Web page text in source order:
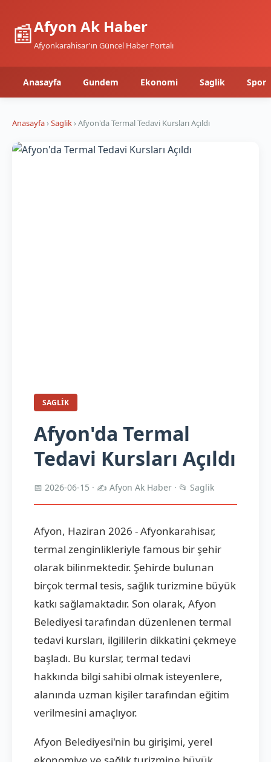
📰Afyon Ak Haber
Afyonkarahisar'ın Güncel Haber Portalı
Anasayfa Gundem Ekonomi Saglik Spor
Anasayfa›Saglik› Afyon'da Termal Tedavi Kursları Açıldı
SAGLIK
Afyon'da Termal
Tedavi Kursları Açıldı
📅 2026-06-15 · ✍️ Afyon Ak Haber · 📂 Saglik
Afyon, Haziran 2026 - Afyonkarahisar,
termal zenginlikleriyle famous bir şehir
olarak bilinmektedir. Şehirde bulunan
birçok termal tesis, sağlık turizmine büyük
katkı sağlamaktadır. Son olarak, Afyon
Belediyesi tarafından düzenlenen termal
tedavi kursları, ilgililerin dikkatini çekmeye
başladı. Bu kurslar, termal tedavi
hakkında bilgi sahibi olmak isteyenlere,
alanında uzman kişiler tarafından eğitim
verilmesini amaçlıyor.
Afyon Belediyesi'nin bu girişimi, yerel